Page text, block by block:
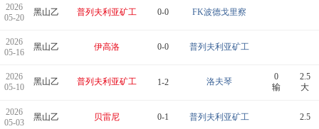
2026
05-20
黑山乙 普列夫利亚矿工 0-0 FK波德戈里察
2026
05-16
黑山乙 伊高洛 0-0 普列夫利亚矿工
2026
05-10
黑山乙 普列夫利亚矿工 1-2 洛夫琴
0
输
2.5
大
2026
05-03
黑山乙 贝雷尼 0-1 普列夫利亚矿工 2.5